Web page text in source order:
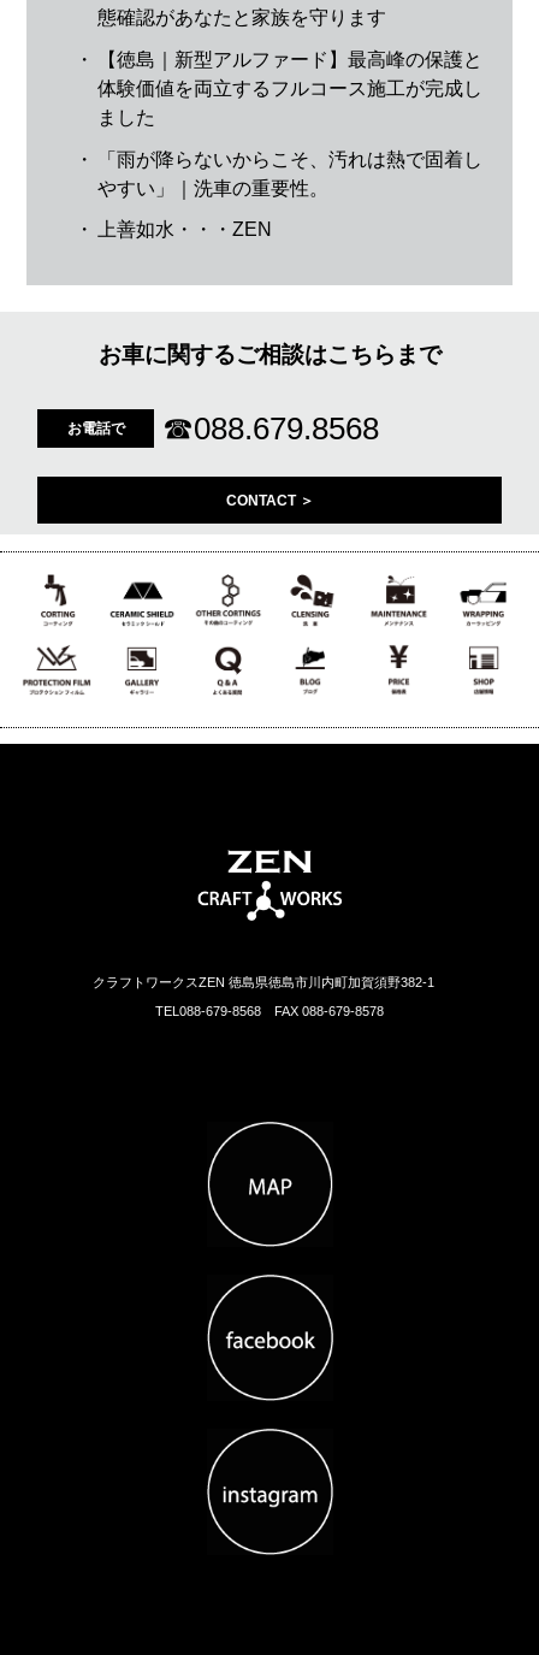
態確認があなたと家族を守ります
・
【徳島｜新型アルファード】最高峰の保護と
体験価値を両立するフルコース施工が完成し
ました
・
「雨が降らないからこそ、汚れは熱で固着し
やすい」｜洗車の重要性。
・ 上善如水・・・ZEN
お車に関するご相談はこちらまで
お電話で ☎088.679.8568
CONTACT ＞
クラフトワークスZEN 徳島県徳島市川内町加賀須野382-1
TEL088-679-8568 FAX 088-679-8578